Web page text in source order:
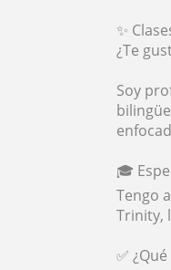
✨
¿Te
Soy
🎓
Tengo
Trinity,
✅